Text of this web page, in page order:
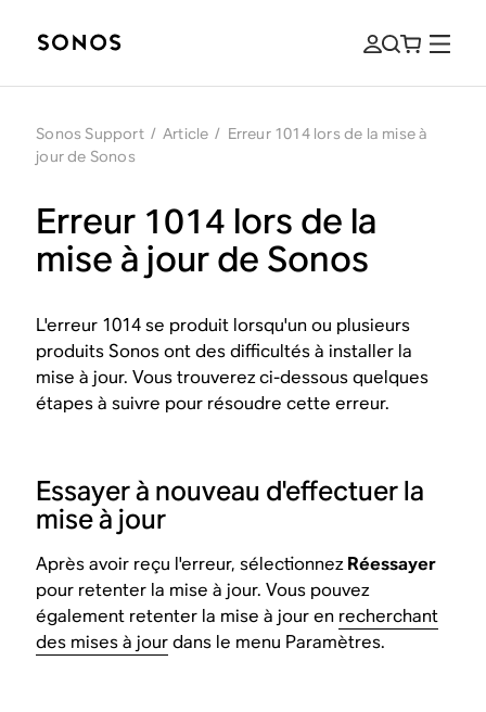
Sonos Support / Article / Erreur 1014 lors de la mise à
jour de Sonos
Erreur 1014 lors de la
mise à jour de Sonos
L'erreur 1014 se produit lorsqu'un ou plusieurs
produits Sonos ont des difficultés à installer la
mise à jour. Vous trouverez ci-dessous quelques
étapes à suivre pour résoudre cette erreur.
Essayer à nouveau d'effectuer la
mise à jour
Après avoir reçu l'erreur, sélectionnezRéessayer
pour retenter la mise à jour. Vous pouvez
également retenter la mise à jour en recherchant
des mises à jourdans le menu Paramètres.